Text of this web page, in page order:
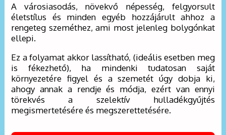
A városiasodás, növekvő népesség, felgyorsult
életstílus és minden egyéb hozzájárult ahhoz a
rengeteg szeméthez, ami most jelenleg bolygónkat
ellepi.
Ez a folyamat akkor lassítható, (ideális esetben meg
is fékezhető), ha mindenki tudatosan saját
környezetére figyel és a szemetét úgy dobja ki,
ahogy annak a rendje és módja, ezért van ennyi
törekvés a szelektív hulladékgyűjtés
megismertetésére és megszerettetésére.